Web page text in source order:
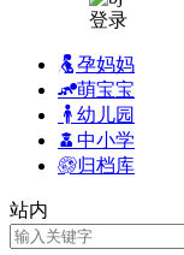
登录
孕妈妈
萌宝宝
幼儿园
中小学
归档库
站内